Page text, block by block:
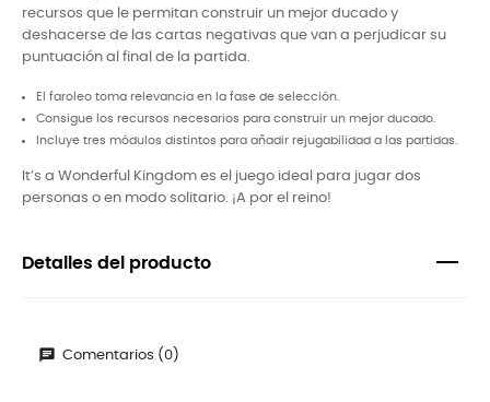
recursos que le permitan construir un mejor ducado y
deshacerse de las cartas negativas que van a perjudicar su
puntuación al final de la partida.
El faroleo toma relevancia en la fase de selección.
Consigue los recursos necesarios para construir un mejor ducado.
Incluye tres módulos distintos para añadir rejugabilidad a las partidas.
It’s a Wonderful Kingdom es el juego ideal para jugar dos
personas o en modo solitario. ¡A por el reino!
Detalles del producto
Comentarios (0)